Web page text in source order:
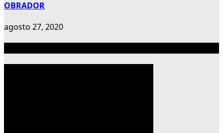
OBRADOR
agosto 27, 2020